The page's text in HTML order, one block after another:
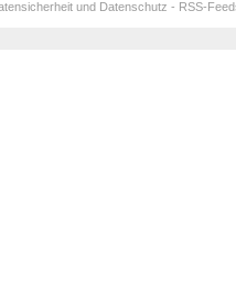
und Datenschutz - RSS-